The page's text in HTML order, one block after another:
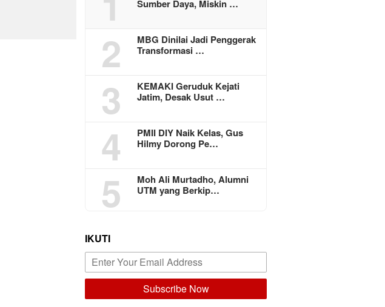
Sumber Daya, Miskin …
2
MBG Dinilai Jadi Penggerak
Transformasi …
3
KEMAKI Geruduk Kejati
Jatim, Desak Usut …
4
PMII DIY Naik Kelas, Gus
Hilmy Dorong Pe…
5
Moh Ali Murtadho, Alumni
UTM yang Berkip…
IKUTI